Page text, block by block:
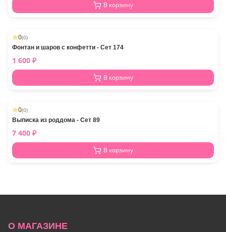
В корзину
0(0)
Фонтан и шаров с конфетти - Сет 174
1 600 ₽
В корзину
0(0)
Выписка из роддома - Сет 89
7 400 ₽
В корзину
О МАГАЗИНЕ